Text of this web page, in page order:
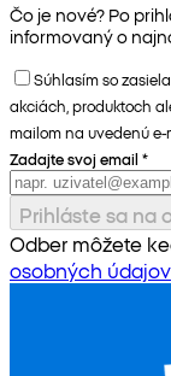
Čo je nové? Po
informovaný o
Súhlasím so
akciách, produktoch
mailom na uvedenú e-
Zadajte svoj email *
Prihláste sa na
Odber môžete
osobných údajov